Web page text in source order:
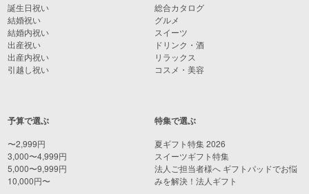
誕生日祝い
結婚祝い
結婚内祝い
出産祝い
出産内祝い
引越し祝い
予算で選ぶ
〜2,999円
3,000〜4,999円
5,000〜9,999円
10,000円〜
総合カタログ
グルメ
スイーツ
ドリンク・酒
リラックス
コスメ・美容
特集で選ぶ
夏ギフト特集 2026
スイーツギフト特集
法人ご担当者様へ ギフトパッドでお悩
みを解決！法人ギフト